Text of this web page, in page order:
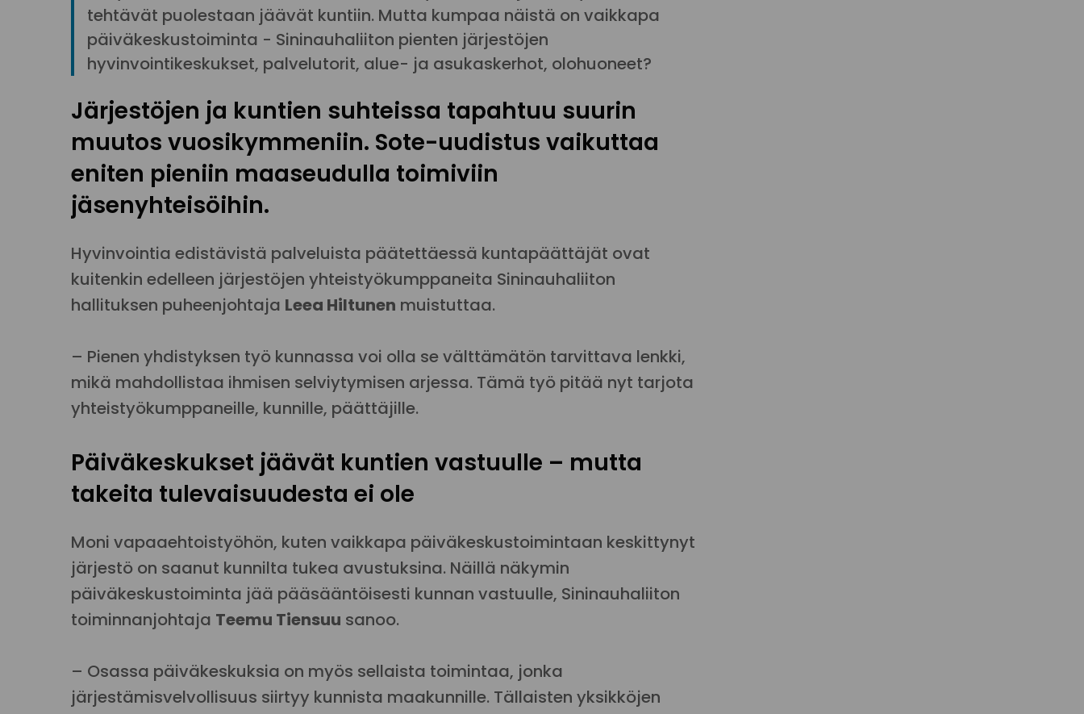
tehtävät puolestaan jäävät kuntiin. Mutta kumpaa näistä on vaikkapa
päiväkeskustoiminta - Sininauhaliiton pienten järjestöjen
hyvinvointikeskukset, palvelutorit, alue- ja asukaskerhot, olohuoneet?
Järjestöjen ja kuntien suhteissa tapahtuu suurin
muutos vuosikymmeniin. Sote-uudistus vaikuttaa
eniten pieniin maaseudulla toimiviin
jäsenyhteisöihin.
Hyvinvointia edistävistä palveluista päätettäessä kuntapäättäjät ovat
kuitenkin edelleen järjestöjen yhteistyökumppaneita Sininauhaliiton
hallituksen puheenjohtaja Leea Hiltunen muistuttaa.
– Pienen yhdistyksen työ kunnassa voi olla se välttämätön tarvittava lenkki,
mikä mahdollistaa ihmisen selviytymisen arjessa. Tämä työ pitää nyt tarjota
yhteistyökumppaneille, kunnille, päättäjille.
Päiväkeskukset jäävät kuntien vastuulle – mutta
takeita tulevaisuudesta ei ole
Moni vapaaehtoistyöhön, kuten vaikkapa päiväkeskustoimintaan keskittynyt
järjestö on saanut kunnilta tukea avustuksina. Näillä näkymin
päiväkeskustoiminta jää pääsääntöisesti kunnan vastuulle, Sininauhaliiton
toiminnanjohtaja Teemu Tiensuu sanoo.
– Osassa päiväkeskuksia on myös sellaista toimintaa, jonka
järjestämisvelvollisuus siirtyy kunnista maakunnille. Tällaisten yksikköjen